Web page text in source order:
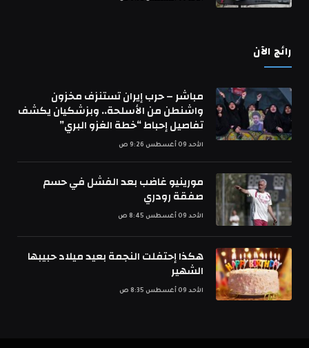
رائج الآن
مباشر – حرب إيران تستنزف مخزون
واشنطن من الأسلحة.. وبزشكيان يكشف
تفاصيل إحباط “خطة الغزو البري”
الأحد 09 أغسطس 9:26 ص
مورينيو غاضب بعد الفشل في حسم
صفقة رودري
الأحد 09 أغسطس 8:45 ص
هكذا إحتفلت النجمة بعيد ميلاد حبيبها
الشهير
الأحد 09 أغسطس 8:35 ص